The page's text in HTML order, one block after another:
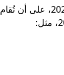
من المقرر أن تُقام بطولة كأس العرب 2025 في دولة قطر خلال نهاية العام 2025، على أن تُقام